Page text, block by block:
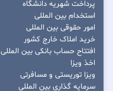
پرداخت شهریه دانشگاه
استخدام بین المللی
امور حقوقی بین المللی
خرید املاک خارج کشور
افتتاح حساب بانکی بین المللی
اخذ ویزا
ویزا توریستی و مسافرتی
سرمایه گذاری بین المللی